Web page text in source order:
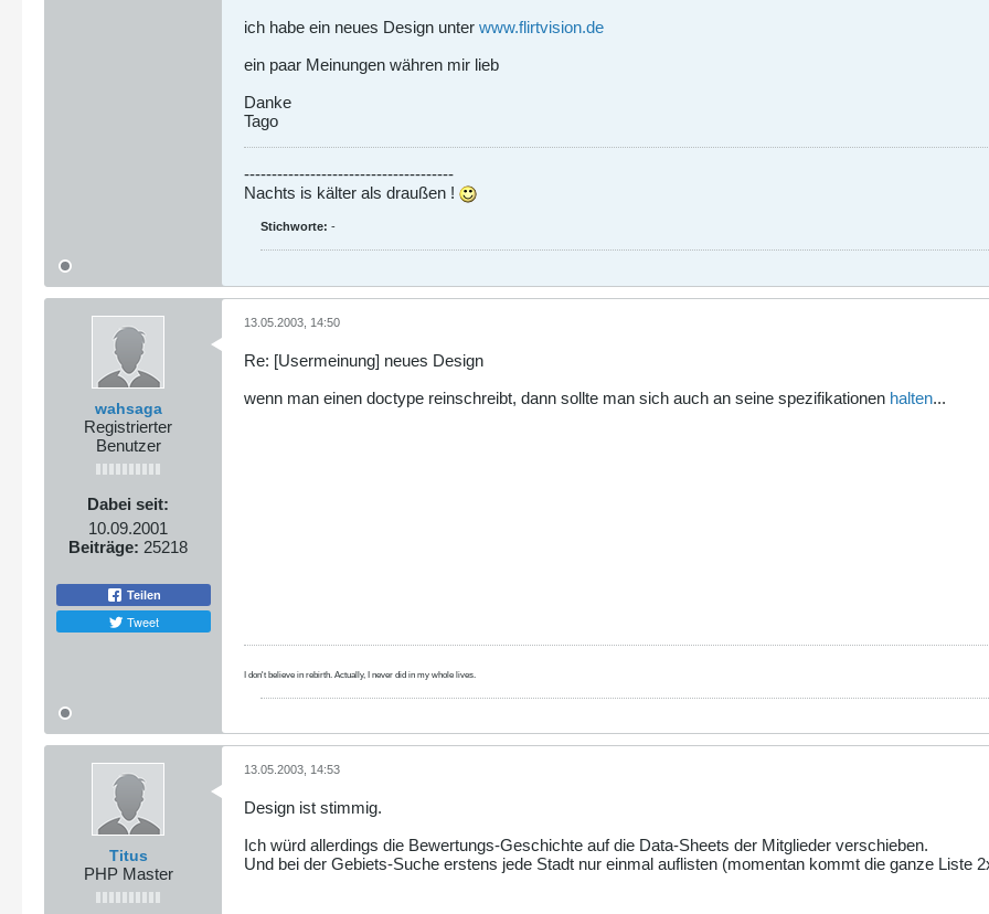
ich habe ein neues Design unter www.flirtvision.de
ein paar Meinungen währen mir lieb
Danke
Tago
--------------------------------------
Nachts is kälter als draußen !
Stichworte: -
wahsaga
Registrierter
Benutzer
Dabei seit:
10.09.2001
Beiträge: 25218
Teilen
Tweet
13.05.2003, 14:50
Re: [Usermeinung] neues Design
wenn man einen doctype reinschreibt, dann sollte man sich auch an seine spezifikationen halten...
I don't believe in rebirth. Actually, I never did in my whole lives.
Titus
PHP Master
13.05.2003, 14:53
Design ist stimmig.
Ich würd allerdings die Bewertungs-Geschichte auf die Data-Sheets der Mitglieder verschieben.
Und bei der Gebiets-Suche erstens jede Stadt nur einmal auflisten (momentan kommt die ganze Liste